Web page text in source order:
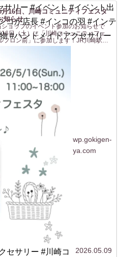
月16日、川崎コミュニティフェスタ
知らせ
ショップのイベント参加のお知らせで
日（土）に「川崎コミュニティフェ
フロン前」に参加します！JR川崎駅東
ぐの駅前広場(ルフロン前広場)での開催
wp.gokigen-
ya.com
2026.05.09
サリー #イベント #イベント出
コが店長 #インコの羽 #インテ
#ハンドメイドアクセサリー
セサリー #川崎コ